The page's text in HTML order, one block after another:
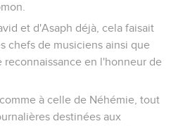
et d'Asaph déjà, cela faisait
chefs de musiciens ainsi que
reconnaissance en l'honneur de
à celle de Néhémie, tout
destinées aux